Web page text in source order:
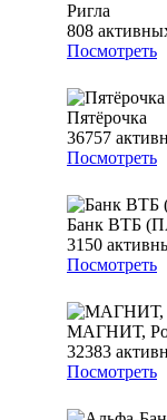
Ригла
808
Посмотреть
Пятёрочка
36757
Посмотреть
Банк ВТБ
3150
Посмотреть
МАГНИТ,
32383
Посмотреть